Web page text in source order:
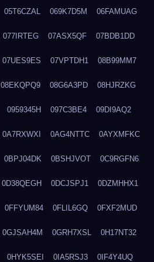
05T6CZAL 069K7D5M 06FAMUAG
077IRTEG 07ASX5QF 07BDB1DD
07UES9ES 07VPTDH1 08B99MM7
08EKQPQ9 08G6A3PD 08HJRZKG
0959345H 097C3BE4 09DI9AQ2
0A7RXWXI 0AG4NTTC 0AYXMFKC
0BPJ04DK 0BSHJVOT 0C9RGFN6
0D38QEGH 0DCJSPJ1 0DZMHHX1
0FFYUM84 0FLIL6GQ 0FXF2MUD
0GJSAH4M 0GRH7XSL 0H17NT32
0HYK5SEI 0IA5RSJ3 0IF4Y4UQ